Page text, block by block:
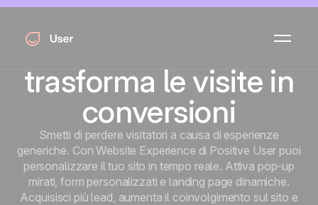
Personalizzazione
trasforma le visite in
conversioni
Smetti di perdere visitatori a causa di esperienze
generiche. Con Website Experience di Positive User puoi
personalizzare il tuo sito in tempo reale. Attiva pop-up
mirati, form personalizzati e landing page dinamiche.
Acquisisci più lead, aumenta il coinvolgimento sul sito e